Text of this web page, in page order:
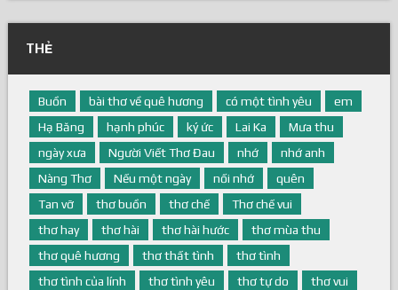
THẺ
Buồn bài thơ về quê hương có một tình yêu
em
Hạ Băng
hạnh phúc ký ức Lai Ka
Mưa thu
ngày xưa
Người Viết Thơ Đau nhớ
nhớ anh
Nàng Thơ
Nếu một ngày nối nhớ
quên
Tan vỡ
thơ buồn thơ chế
Thơ chế vui
thơ hay
thơ hài thơ hài hước
thơ mùa thu
thơ quê hương
thơ thất tình
thơ tình
thơ tình của lính
thơ tình yêu thơ tự do
thơ vui